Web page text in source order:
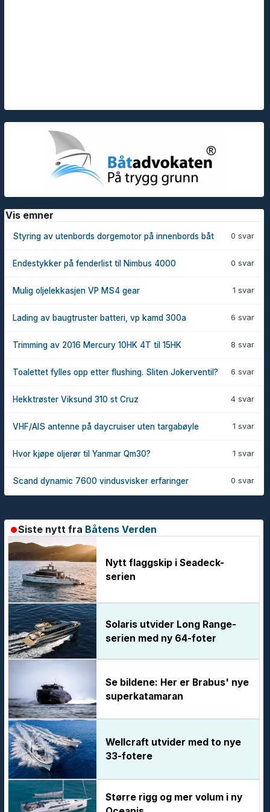
Vis emner
0 svar
Styring av utenbords dorgemotor på innenbords båt
0 svar
Endestykker på fenderlist til Nimbus 4000
1 svar
Mulig oljelekkasjen VP MS4 gear
6 svar
Lading av baugtruster batteri, vp kamd 300a
8 svar
Trimming av 2016 Mercury 10HK 4T til 15HK
6 svar
Toalettet fylles opp etter flushing. Sliten Jokerventil?
4 svar
Hekktrøster Viksund 310 st Cruz
1 svar
VHF/AIS antenne på daycruiser uten targabøyle
1 svar
Hvor kjøpe oljerør til Yanmar Qm30?
0 svar
Scand dynamic 7600 vindusvisker erfaringer
Siste nytt fra Båtens Verden
Nytt flaggskip i Seadeck-
serien
Solaris utvider Long Range-
serien med ny 64-foter
Se bildene: Her er Brabus' nye
superkatamaran
Wellcraft utvider med to nye
33-fotere
Større rigg og mer volum i ny